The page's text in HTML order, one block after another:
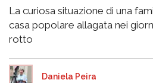
La curiosa situazione di una
casa popolare allagata nei
rotto
Daniela Peira